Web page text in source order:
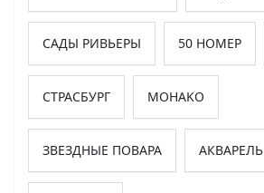
САДЫ РИВЬЕРЫ 50 НОМЕР
СТРАСБУРГ MOHAKO
ЗВЕЗДНЫЕ ПОВАРА АКВАРЕЛЬ